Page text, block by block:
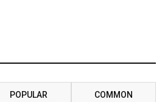
POPULAR COMMON